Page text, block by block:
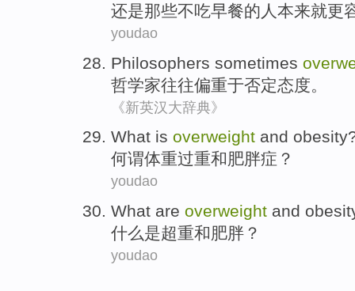
还是那些不吃早餐的人本来就更
youdao
Philosophers sometimes
哲学家往往偏重于否定态度。
《新英汉大辞典》
What is overweight and obesity
何谓体重过重和肥胖症 ？
youdao
What are overweight and
什么是超重和肥胖 ？
youdao